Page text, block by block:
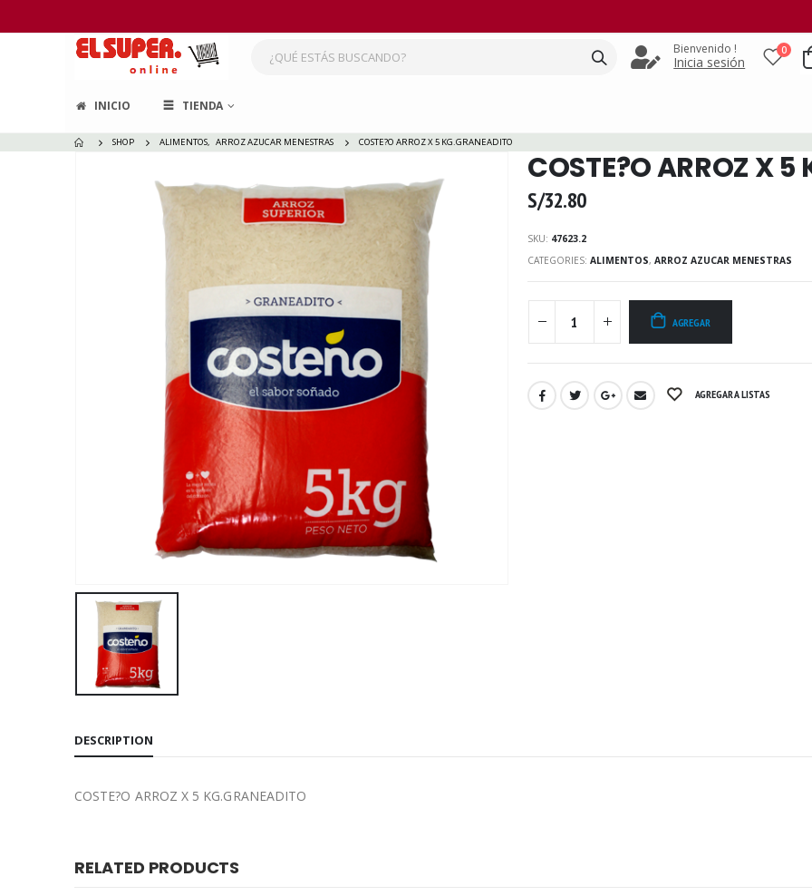
Bienvenido !
Inicia sesión
0
INICIO TIENDA
SHOP ALIMENTOS, ARROZ AZUCAR MENESTRAS COSTE?O ARROZ X 5 KG.GRANEADITO
COSTE?O ARROZ X 5
S/32.80
SKU: 47623.2
CATEGORIES: ALIMENTOS, ARROZ AZUCAR MENESTRAS
AGREGAR
AGREGAR A LISTAS
DESCRIPTION
COSTE?O ARROZ X 5 KG.GRANEADITO
RELATED PRODUCTS